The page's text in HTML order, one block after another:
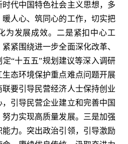
代中国特色社会主义思想，多
人心、筑同心的工作，切实把
为发展成效。二是紧扣中心工
紧围绕进一步全面深化改革、
“十五五”规划建议等深入调研
态环境保护重点难点问题开展
联要引导民营经济人士保持创业
引导民营企业建立和完善中国
力实现高质量发展。三是加强
力。突出政治引领，引导激励